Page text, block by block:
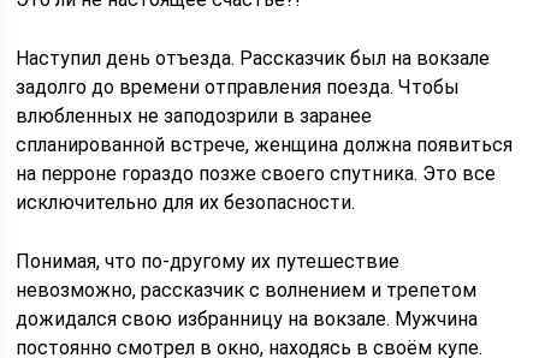
Наступил день отъезда. Рассказчик был на вокзале
задолго до времени отправления поезда. Чтобы
влюбленных не заподозрили в заранее
спланированной встрече, женщина должна появиться
на перроне гораздо позже своего спутника. Это все
исключительно для их безопасности.
Понимая, что по-другому их путешествие
невозможно, рассказчик с волнением и трепетом
дожидался свою избранницу на вокзале. Мужчина
постоянно смотрел в окно, находясь в своём купе.